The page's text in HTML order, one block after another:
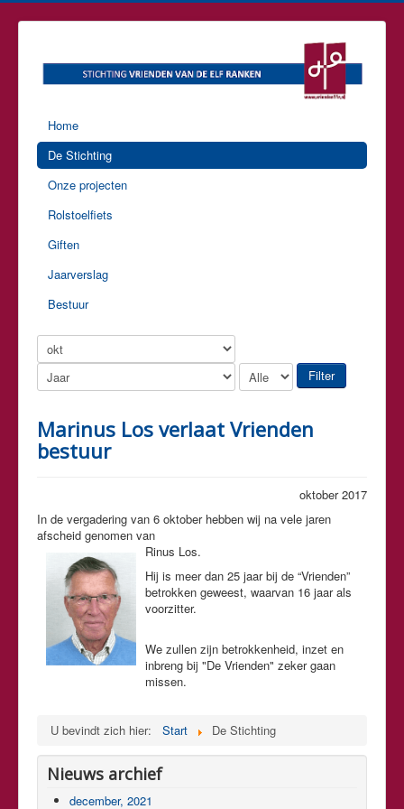
Home
De Stichting
Onze projecten
Rolstoelfiets
Giften
Jaarverslag
Bestuur
Filter
Marinus Los verlaat Vrienden
bestuur
oktober 2017
In de vergadering van 6 oktober hebben wij na vele jaren
afscheid genomen van
Rinus Los.
Hij is meer dan 25 jaar bij de “Vrienden”
betrokken geweest, waarvan 16 jaar als
voorzitter.
We zullen zijn betrokkenheid, inzet en
inbreng bij "De Vrienden" zeker gaan
missen.
U bevindt zich hier: Start De Stichting
Nieuws archief
december, 2021